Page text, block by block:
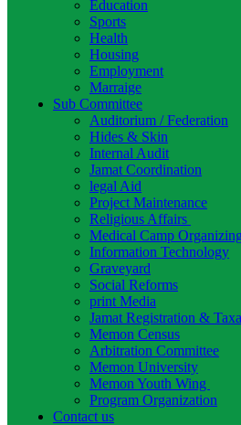
Education
Sports
Health
Housing
Employment
Marraige
Sub Committee
Auditorium / Federation
Hides & Skin
Internal Audit
Jamat Coordination
legal Aid
Project Maintenance
Religious Affairs
Medical Camp
Information Technology
Graveyard
Social Reforms
print Media
Jamat Registration &
Memon Census
Arbitration Committee
Memon University
Memon Youth Wing
Program Organization
Contact us